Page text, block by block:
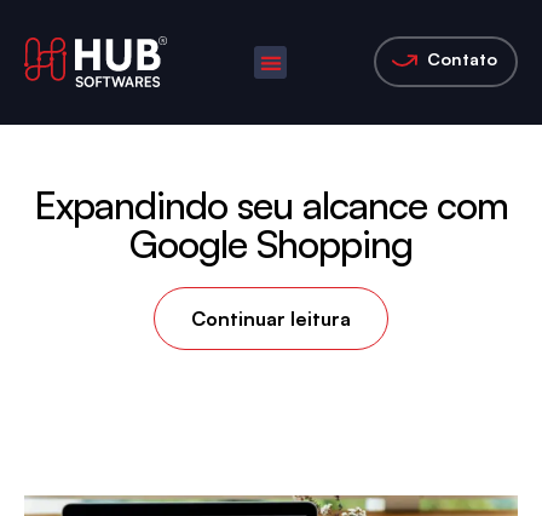
Contato
Expandindo seu alcance com
Google Shopping
Continuar leitura